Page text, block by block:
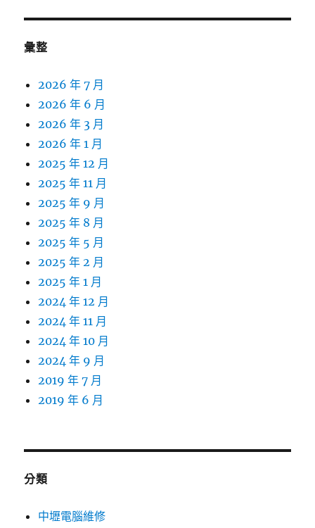
彙整
2026 年 7 月
2026 年 6 月
2026 年 3 月
2026 年 1 月
2025 年 12 月
2025 年 11 月
2025 年 9 月
2025 年 8 月
2025 年 5 月
2025 年 2 月
2025 年 1 月
2024 年 12 月
2024 年 11 月
2024 年 10 月
2024 年 9 月
2019 年 7 月
2019 年 6 月
分類
中壢電腦維修